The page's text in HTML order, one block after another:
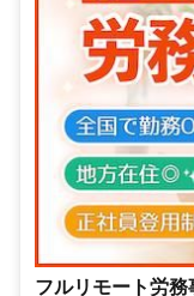
フルリモート労